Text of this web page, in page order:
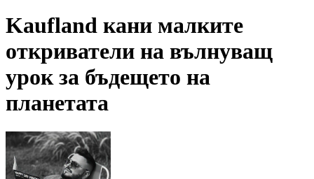
Kaufland кани малките
откриватели на вълнуващ
урок за бъдещето на
планетата